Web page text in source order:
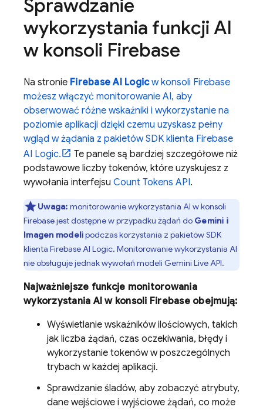
Sprawdzanie
wykorzystania funkcji AI
w konsoli Firebase
Na stronie Firebase AI Logicw konsoli Firebase
możesz włączyć monitorowanie AI, aby
obserwować różne wskaźniki i wykorzystanie na
poziomie aplikacji dzięki czemu uzyskasz pełny
wgląd w żądania z pakietów SDK klienta Firebase
AI Logic.
Te panele są bardziej szczegółowe niż
podstawowe liczby tokenów, które uzyskujesz z
wywołania interfejsu Count Tokens API.
Uwaga: monitorowanie wykorzystania AI w konsoli
Firebasejest dostępne w przypadku żądań do Gemini i
Imagen modelipodczas korzystania z pakietów SDK
klienta Firebase AI Logic. Monitorowanie wykorzystania AI
nie obsługuje jednak wywołań modeli Gemini Live API.
Najważniejsze funkcje monitorowania
wykorzystania AI w konsoli Firebaseobejmują:
Wyświetlanie wskaźników ilościowych, takich
jak liczba żądań, czas oczekiwania, błędy i
wykorzystanie tokenów w poszczególnych
trybach w każdej aplikacji.
Sprawdzanie śladów, aby zobaczyć atrybuty,
dane wejściowe i wyjściowe żądań, co może